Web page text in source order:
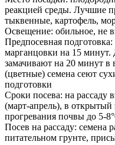
реакцией среды. Лучшие
тыквенные, картофель,
Освещение: обильное, не
Предпосевная
марганцовки на 15 минут.
замачивают на 20 минут
(цветные) семена сеют
подготовки
Сроки посева: на рассаду
(март-апрель), в открытый
прогревания почвы до 5-
Посев на рассаду: семена
питательном грунте,